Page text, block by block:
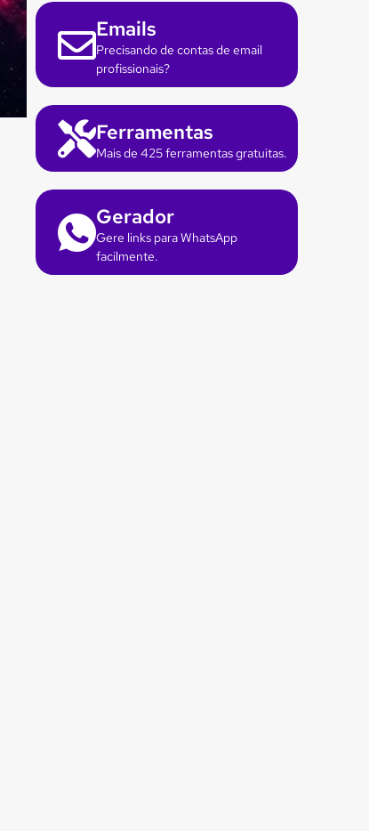
Emails
Precisando de contas de email
profissionais?
Ferramentas
Mais de 425 ferramentas gratuitas.
Gerador
Gere links para WhatsApp
facilmente.